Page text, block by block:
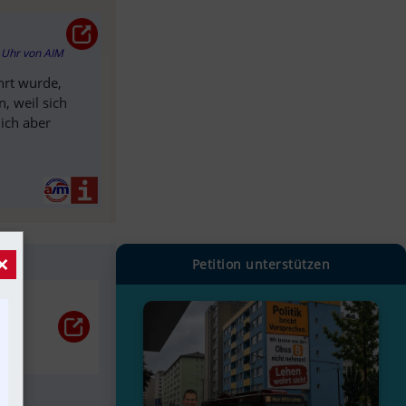
Uhr vonAIM
wurde,
weil sich
aber
Petition unterstützen